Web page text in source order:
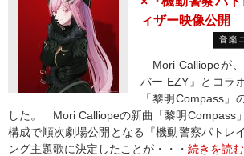
ィザー映像公開
音楽
Mori Calliopeが
バー EZY』とコラ
「黎明Compass」
した。 Mori Calliopeの新曲「黎明Compass
構成で順次劇場公開となる『機動警察パトレ
ング主題歌に決定したことが・・・ 続きを読む